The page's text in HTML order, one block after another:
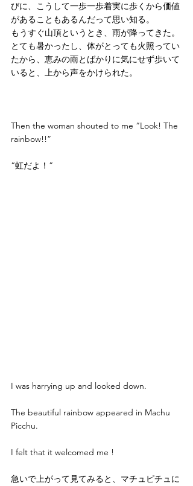
びに、こうして一歩一歩着実に歩くから価値
があることもあるんだって思い知る。
もうすぐ山頂というとき、雨が降ってきた。
とても暑かったし、体がとっても火照ってい
たから、恵みの雨とばかりに気にせず歩いて
いると、上から声をかけられた。
Then the woman shouted to me “Look! The
rainbow!!”
“虹だよ！”
I was harrying up and looked down.
The beautiful rainbow appeared in Machu
Picchu.
I felt that it welcomed me !
急いで上がって見てみると、マチュピチュに